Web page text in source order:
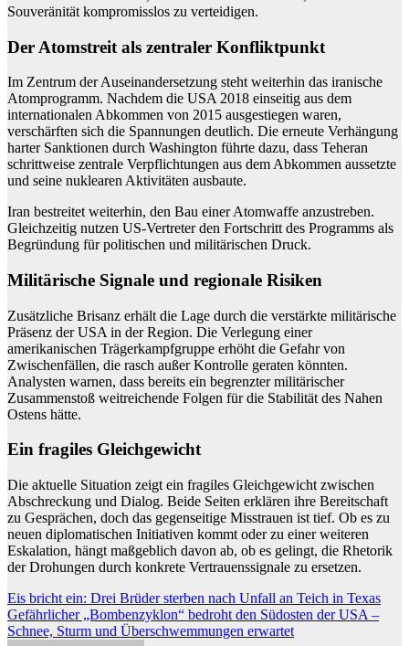
Souveränität kompromisslos zu verteidigen.
Der Atomstreit als zentraler Konfliktpunkt
Im Zentrum der Auseinandersetzung steht weiterhin das iranische
Atomprogramm. Nachdem die USA 2018 einseitig aus dem
internationalen Abkommen von 2015 ausgestiegen waren,
verschärften sich die Spannungen deutlich. Die erneute Verhängung
harter Sanktionen durch Washington führte dazu, dass Teheran
schrittweise zentrale Verpflichtungen aus dem Abkommen aussetzte
und seine nuklearen Aktivitäten ausbaute.
Iran bestreitet weiterhin, den Bau einer Atomwaffe anzustreben.
Gleichzeitig nutzen US-Vertreter den Fortschritt des Programms als
Begründung für politischen und militärischen Druck.
Militärische Signale und regionale Risiken
Zusätzliche Brisanz erhält die Lage durch die verstärkte militärische
Präsenz der USA in der Region. Die Verlegung einer
amerikanischen Trägerkampfgruppe erhöht die Gefahr von
Zwischenfällen, die rasch außer Kontrolle geraten könnten.
Analysten warnen, dass bereits ein begrenzter militärischer
Zusammenstoß weitreichende Folgen für die Stabilität des Nahen
Ostens hätte.
Ein fragiles Gleichgewicht
Die aktuelle Situation zeigt ein fragiles Gleichgewicht zwischen
Abschreckung und Dialog. Beide Seiten erklären ihre Bereitschaft
zu Gesprächen, doch das gegenseitige Misstrauen ist tief. Ob es zu
neuen diplomatischen Initiativen kommt oder zu einer weiteren
Eskalation, hängt maßgeblich davon ab, ob es gelingt, die Rhetorik
der Drohungen durch konkrete Vertrauenssignale zu ersetzen.
Beitragsnavigation
Eis bricht ein: Drei Brüder sterben nach Unfall an Teich in Texas
Gefährlicher „Bombenzyklon“ bedroht den Südosten der USA –
Schnee, Sturm und Überschwemmungen erwartet